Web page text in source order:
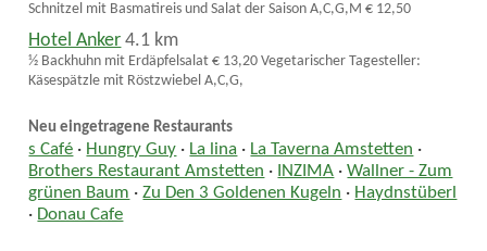
Schnitzel mit Basmatireis und Salat der Saison A,C,G,M € 12,50
Hotel Anker 4.1 km
½ Backhuhn mit Erdäpfelsalat € 13,20 Vegetarischer Tagesteller:
Käsespätzle mit Röstzwiebel A,C,G,
Neu eingetragene Restaurants
s Café · Hungry Guy · La lina · La Taverna Amstetten ·
Brothers Restaurant Amstetten · INZIMA ·Wallner - Zum
grünen Baum ·Zu Den 3 Goldenen Kugeln · Haydnstüberl
· Donau Cafe